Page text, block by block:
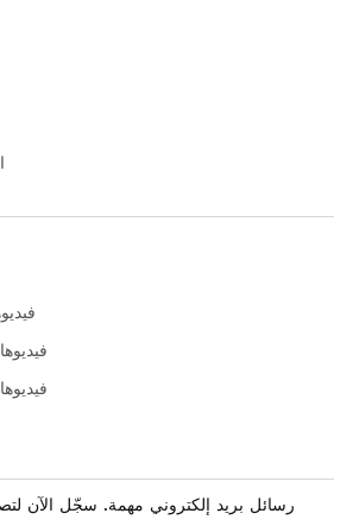
رسائل بريد إلكتروني مهمة. سجّل الآن